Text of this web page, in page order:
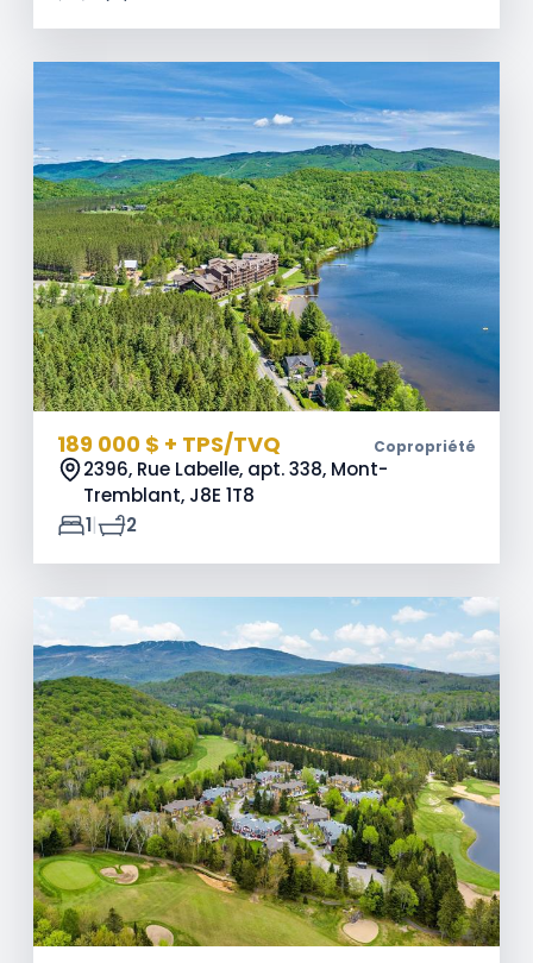
189 000 $ + TPS/TVQ Copropriété
2396, Rue Labelle, apt. 338, Mont-
Tremblant, J8E 1T8
1| 2